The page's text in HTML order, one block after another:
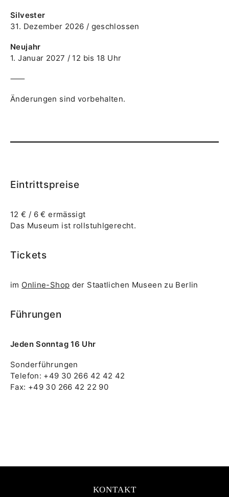
Silvester
31. Dezember 2026 / geschlossen
Neujahr
1. Januar 2027 / 12 bis 18 Uhr
⸺
Änderungen sind vorbehalten.
Eintrittspreise
12 € / 6 € ermässigt
Das Museum ist rollstuhlgerecht.
Tickets
im Online-Shop der Staatlichen Museen zu Berlin
Führungen
Jeden Sonntag 16 Uhr
Sonderführungen
Telefon: +49 30 266 42 42 42
Fax: +49 30 266 42 22 90
KONTAKT